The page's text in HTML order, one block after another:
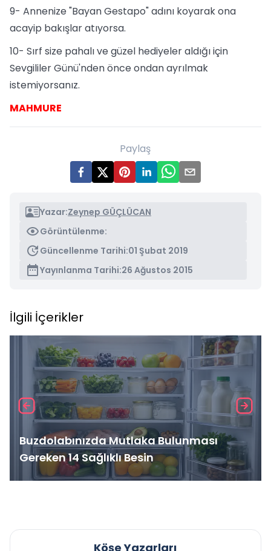
9- Annenize "Bayan Gestapo" adını koyarak ona
acayip bakışlar atıyorsa.
10- Sırf size pahalı ve güzel hediyeler aldığı için
Sevgililer Günü'nden önce ondan ayrılmak
istemiyorsanız.
MAHMURE
Paylaş
Yazar:Zeynep GÜÇLÜCAN
Görüntülenme:
Güncellenme Tarihi:01 Şubat 2019
Yayınlanma Tarihi:26 Ağustos 2015
İlgili İçerikler
Buzdolabınızda Mutlaka Bulunması
Gereken 14 Sağlıklı Besin
Köşe Yazarları